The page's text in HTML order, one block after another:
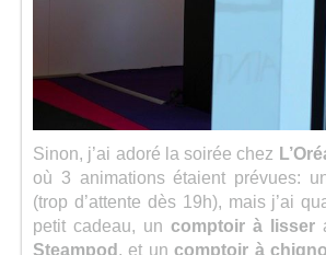
Sinon, j’ai adoré la soirée chez
où 3 animations étaient prévues:
(trop d’attente dès 19h), mais j’ai
petit cadeau, un comptoir à lisser
Steampod , et uncomptoir à